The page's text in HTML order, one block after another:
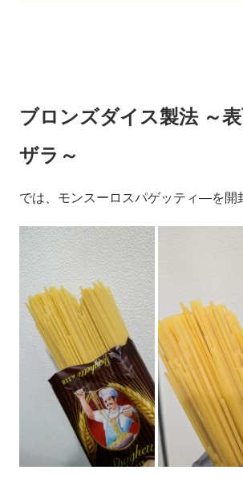
ブロンズダイス製法 ～
ザラ～
では、モンスーロスパゲッティ―を開